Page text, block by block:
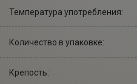
Температура употребления:
Количество в упаковке:
Крепость: